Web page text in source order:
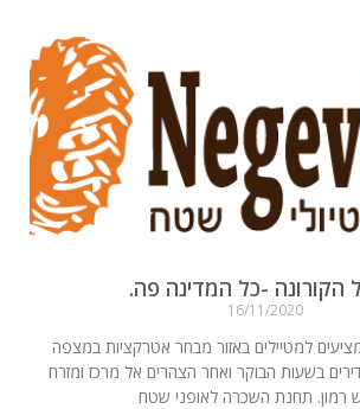
הקורונה -כל המדינה פה.
16/11/2020
למטיילים באזור מבחר אטרקציות במצפה
בשעות הבוקר ואחר הצהרים אל מרכז ומזרח
רמון. תחנת השכרה לאופני שטח